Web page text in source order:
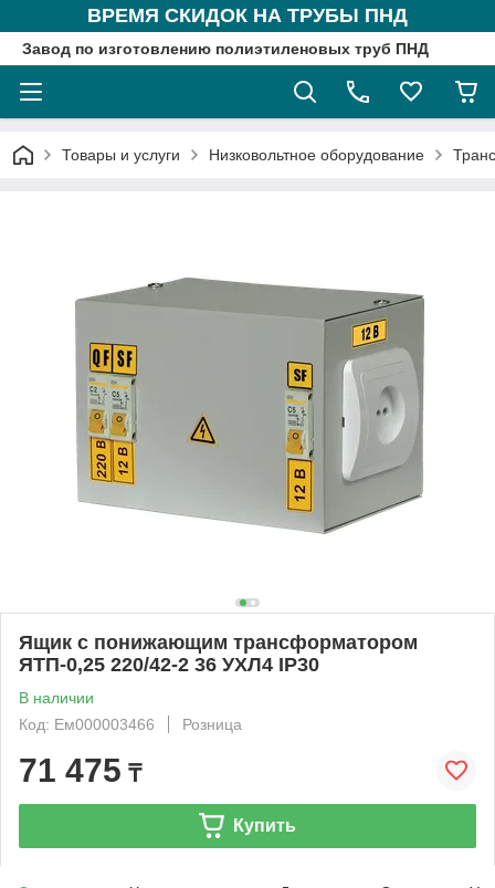
ВРЕМЯ СКИДОК НА ТРУБЫ ПНД
Завод по изготовлению полиэтиленовых труб ПНД
Товары и услуги Низковольтное оборудование
Ящик с понижающим трансформатором
ЯТП-0,25 220/42-2 36 УХЛ4 IP30
В наличии
Код: Ем000003466
Розница
71 475 ₸
Купить